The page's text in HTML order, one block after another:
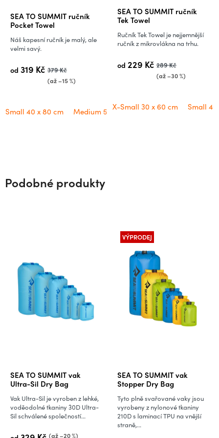
SEA TO SUMMIT ručník
Pocket Towel
od 319 Kč 379 Kč
(až –15 %)
Náš kapesní ručník je malý, ale
velmi savý.
Small 40 x 80 cm Medium 50 x 100 cm Large 60 x 120 cm
SEA TO SUMMIT ručník
Tek Towel
hodnocení
produktu
je
z
od 229 Kč 289 Kč
(až –30 %)
Ručník Tek Towel je nejjemnější
ručník z mikrovlákna na trhu.
X-Small 30 x 60 cm Small
Podobné produkty
SEA TO SUMMIT vak
Ultra-Sil Dry Bag
(až –20 %)
Vak Ultra-Sil je vyroben z lehké,
voděodolné tkaniny 30D Ultra-
Sil schválené společností...
VÝPRODEJ
SEA TO SUMMIT vak
Stopper Dry Bag
Tyto plně svařované vaky jsou
vyrobeny z nylonové tkaniny
210D s laminací TPU na vnější
straně,...